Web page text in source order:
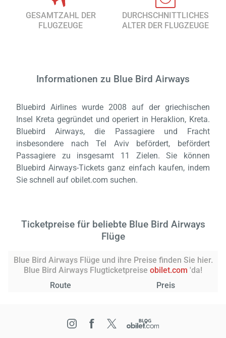
GESAMTZAHL DER
FLUGZEUGE
DURCHSCHNITTLICHES
ALTER DER FLUGZEUGE
Informationen zu Blue Bird Airways
Bluebird Airlines wurde 2008 auf der griechischen
Insel Kreta gegründet und operiert in Heraklion, Kreta.
Bluebird Airways, die Passagiere und Fracht
insbesondere nach Tel Aviv befördert, befördert
Passagiere zu insgesamt 11 Zielen. Sie können
Bluebird Airways-Tickets ganz einfach kaufen, indem
Sie schnell auf obilet.com suchen.
Ticketpreise für beliebte Blue Bird Airways
Flüge
Blue Bird Airways Flüge und ihre Preise finden Sie hier.
Blue Bird Airways Flugticketpreise obilet.com 'da!
Route
Preis